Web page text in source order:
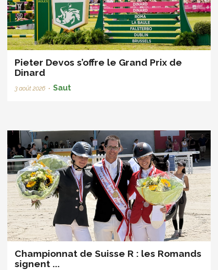
Pieter Devos s’offre le Grand Prix de
Dinard
3 août 2026 • Saut
Championnat de Suisse R : les Romands
signent ...